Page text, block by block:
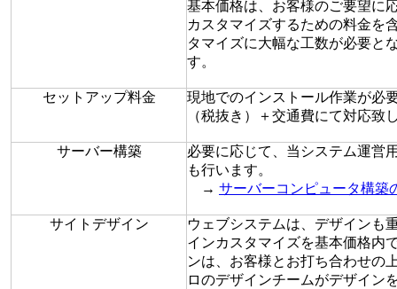
基本価格は、お客様のご要望に
カスタマイズするための料金を
タマイズに大幅な工数が必要と
す。
セットアップ料金
現地でのインストール作業が必
（税抜き）＋交通費にて対応致
サーバー構築
必要に応じて、当システム運営
も行います。
→ サーバーコンピュータ構築
サイトデザイン
ウェブシステムは、デザインも
インカスタマイズを基本価格内
ンは、お客様とお打ち合わせの
ロのデザインチームがデザイン